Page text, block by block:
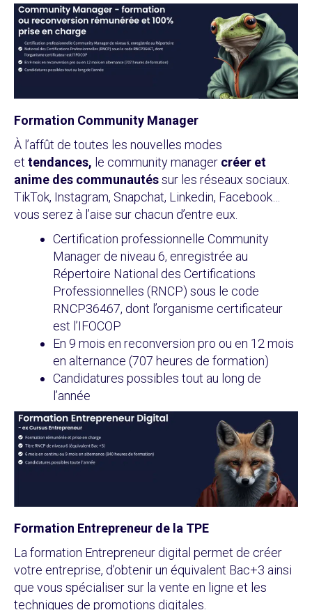
Formation Community Manager
À l’affût de toutes les nouvelles modes
et tendances, le community manager créer et
anime des communautéssur les réseaux sociaux.
TikTok, Instagram, Snapchat, Linkedin, Facebook…
vous serez à l’aise sur chacun d’entre eux.
Certification professionnelle Community
Manager de niveau 6, enregistrée au
Répertoire National des Certifications
Professionnelles (RNCP) sous le code
RNCP36467, dont l’organisme certificateur
est l’IFOCOP
En 9 mois en reconversion pro ou en 12 mois
en alternance (707 heures de formation)
Candidatures possibles tout au long de
l’année
Formation Entrepreneur de la TPE
La formation Entrepreneur digital permet de créer
votre entreprise, d’obtenir un équivalent Bac+3 ainsi
que vous spécialiser sur la vente en ligne et les
techniques de promotions digitales.